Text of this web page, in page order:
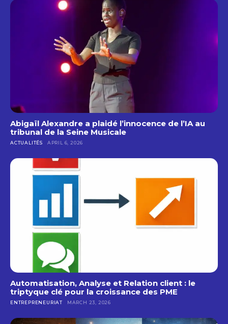
Abigaïl Alexandre a plaidé l’innocence de l’IA au
tribunal de la Seine Musicale
ACTUALITÉS APRIL 6, 2026
Automatisation, Analyse et Relation client : le
triptyque clé pour la croissance des PME
ENTREPRENEURIAT MARCH 23, 2026